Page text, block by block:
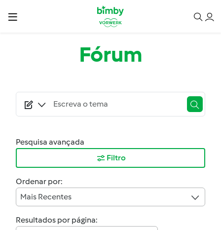
Passar para o conteúdo principal
Fórum
Pesquisa avançada
Filtro
Ordenar por:
Mais Recentes
Resultados por página: